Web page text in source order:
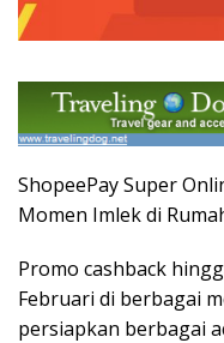
ShopeePay Super
Momen Imlek di
Promo cashback
Februari di berbagai
persiapkan berbagai